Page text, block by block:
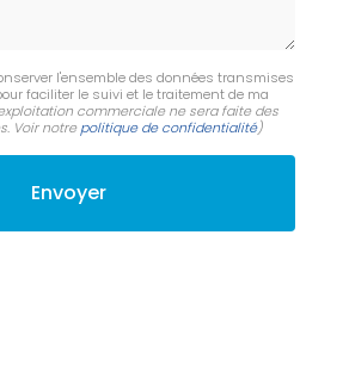
l'ensemble des données transmises
faciliter le suivi et le traitement de ma
commerciale ne sera faite des
Voir notrepolitique de confidentialité)